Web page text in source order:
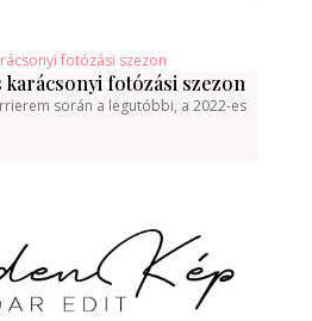
karácsonyi fotózási szezon
során a legutóbbi, a 2022-es